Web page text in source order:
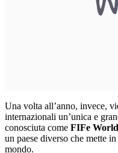
Una volta all’anno, invece,
internazionali un’unica e
conosciuta come FIFe
un paese diverso che mette
mondo.